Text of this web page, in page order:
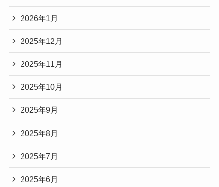
2026年1月
2025年12月
2025年11月
2025年10月
2025年9月
2025年8月
2025年7月
2025年6月